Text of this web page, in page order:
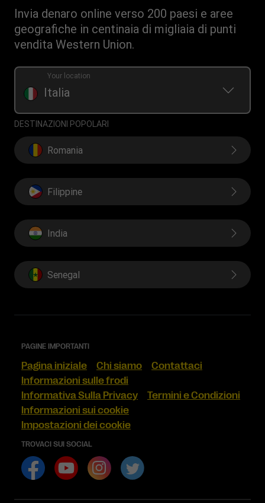
Swift/BIC
Ricarica Telefonica
Resoconto reclami
Documento sulla trasparenza per le transazioni online
agenzie
Invia denaro online verso 200 paesi e aree
geografiche in centinaia di migliaia di punti
vendita Western Union.
Italia
Your location
DESTINAZIONI POPOLARI
Romania
Filippine
India
Senegal
PAGINE IMPORTANTI
Pagina iniziale Chi siamo
Contattaci
Informazioni sulle frodi
Informativa Sulla Privacy
Termini e Condizioni
Informazioni sui cookie
Impostazioni dei cookie
TROVACI SUI SOCIAL